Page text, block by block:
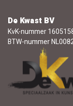
De Kwast BV
KvK-nummer
BTW-nummer